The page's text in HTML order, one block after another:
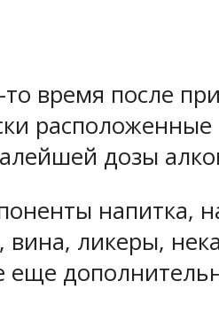
время после
дозы
напитка,
ликеры,
еще